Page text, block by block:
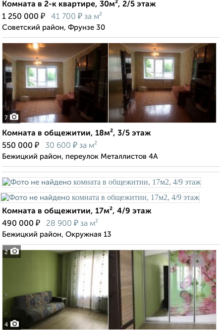
Комната в 2-к квартире, 30м², 2/5 этаж
1 250 000 ₽ 41 700 ₽ за м²
Советский район, Фрунзе 30
7
Комната в общежитии, 18м², 3/5 этаж
550 000 ₽ 30 600 ₽ за м²
Бежицкий район, переулок Металлистов 4А
2
Комната в общежитии, 17м², 4/9 этаж
490 000 ₽ 28 900 ₽ за м²
Бежицкий район, Окружная 13
4